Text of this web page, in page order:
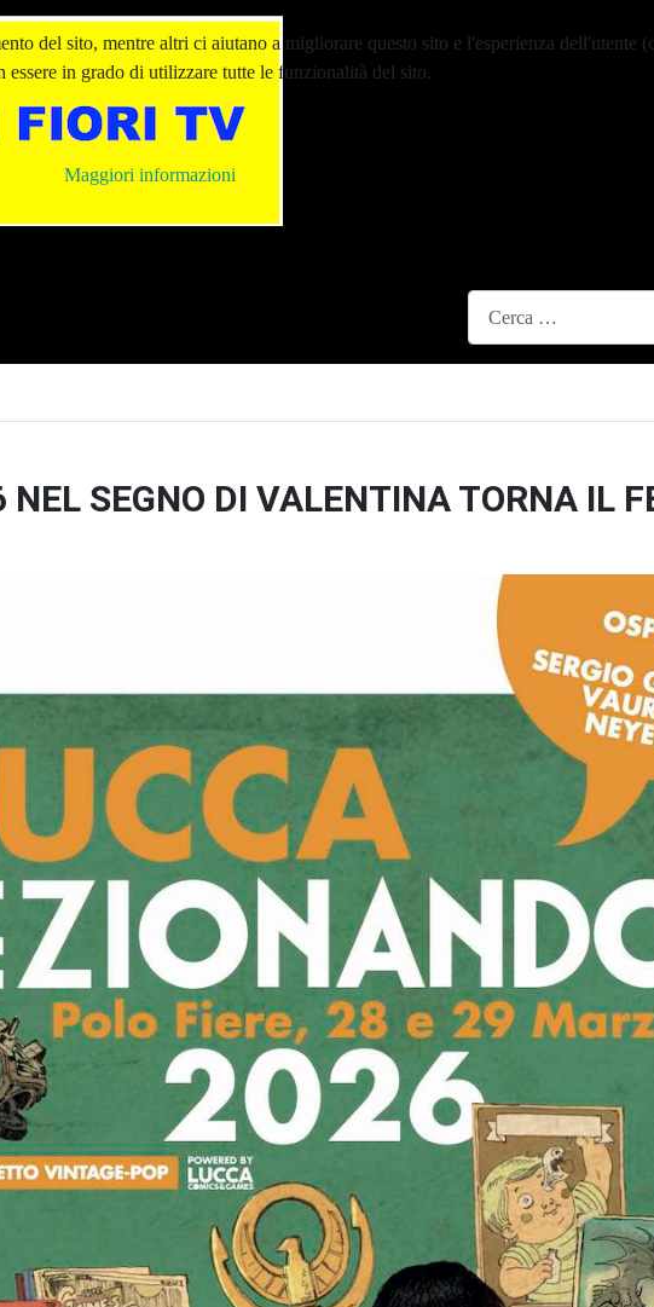
SEGNO DI VALENTINA TORNA IL
del sito, mentre altri ci aiutano a migliorare questo sito e l'esperienza dell'utente
in grado di utilizzare tutte le funzionalità del sito.
Maggiori informazioni